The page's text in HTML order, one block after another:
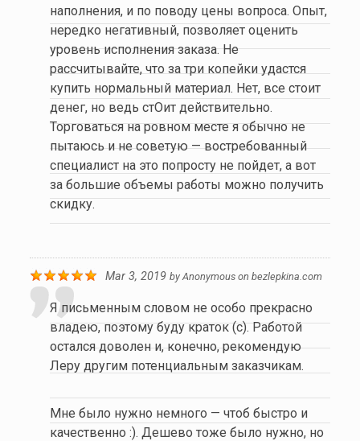
наполнения, и по поводу цены вопроса. Опыт,
нередко негативный, позволяет оценить
уровень исполнения заказа. Не
рассчитывайте, что за три копейки удастся
купить нормальный материал. Нет, все стоит
денег, но ведь стОит действительно.
Торговаться на ровном месте я обычно не
пытаюсь и не советую — востребованный
специалист на это попросту не пойдет, а вот
за большие объемы работы можно получить
скидку.
Mar 3, 2019 byAnonymouson bezlepkina.com
Я письменным словом не особо прекрасно
владею, поэтому буду краток (с). Работой
остался доволен и, конечно, рекомендую
Леру другим потенциальным заказчикам.
Мне было нужно немного — чтоб быстро и
качественно :). Дешево тоже было нужно, но